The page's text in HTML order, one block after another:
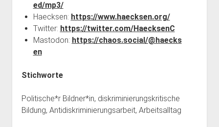
ed/mp3/
Haecksen: https://www.haecksen.org/
Twitter: https://twitter.com/HaecksenC
Mastodon: https://chaos.social/@haecks
en
Stichworte
Politische*r Bildner*in, diskriminierungskritische
Bildung, Antidiskriminierungsarbeit, Arbeitsalltag